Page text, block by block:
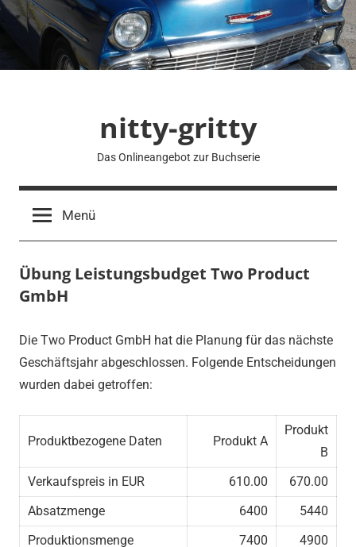
Zum
Inhalt
nitty-gritty
Das Onlineangebot zur Buchserie
Menü
Übung Leistungsbudget Two Product
GmbH
Die Two Product GmbH hat die Planung für das nächste
Geschäftsjahr abgeschlossen. Folgende Entscheidungen
wurden dabei getroffen:
Produktbezogene Daten Produkt A
Produkt
B
Verkaufspreis in EUR
610.00
670.00
Absatzmenge
6400
5440
Produktionsmenge
7400
4900